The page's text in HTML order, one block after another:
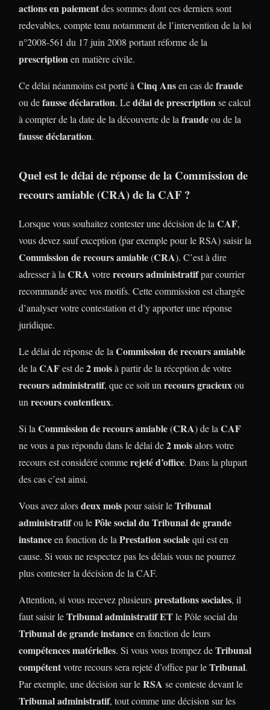
actions en paiementdes sommes dont ces derniers sont
redevables, compte tenu notamment de l’intervention de la loi
n°2008-561 du 17 juin 2008 portant réforme de la
prescription en matière civile.
Ce délai néanmoins est porté à Cinq Ansen cas defraude
ou defausse déclaration. Ledélai de prescription se calcul
à compter de la date de la découverte de la fraudeou de la
fausse déclaration.
Quel est le délai de réponse de la Commission de
recours amiable (CRA) de la CAF ?
Lorsque vous souhaitez contester une décision de laCAF,
vous devez sauf exception (par exemple pour le RSA) saisir la
Commission de recours amiable(CRA). C’est à dire
adresser à laCRA votrerecours administratifpar courrier
recommandé avec vos motifs. Cette commission est chargée
d’analyser votre contestation et d’y apporter une réponse
juridique.
Le délai de réponse de laCommission de recours amiable
de laCAFest de2 moisà partir de la réception de votre
recours administratif, que ce soit unrecours gracieuxou
unrecours contentieux.
Si laCommission de recours amiable(CRA) de laCAF
ne vous a pas répondu dans le délai de2 moisalors votre
recours est considéré commerejeté d’office. Dans la plupart
des cas c’est ainsi.
Vous avez alorsdeux moispour saisir leTribunal
administratifou lePôle social du Tribunal de grande
instanceen fonction de laPrestation socialequi est en
cause. Si vous ne respectez pas les délais vous ne pourrez
plus contester la décision de la CAF.
Attention, si vous recevez plusieursprestations sociales, il
faut saisir leTribunal administratifETle Pôle social du
Tribunal de grande instanceen fonction de leurs
compétences matérielles. Si vous vous trompez deTribunal
compétentvotre recours sera rejeté d’office par leTribunal.
Par exemple, une décision sur leRSA se conteste devant le
Tribunal administratif, tout comme une décision sur les